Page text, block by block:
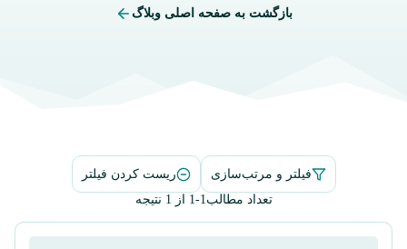
بازگشت به صفحه اصلی وبلاگ
فیلتر و مرتب‌سازی ریست کردن فیلتر
تعداد مطالب1-1 از 1 نتیجه